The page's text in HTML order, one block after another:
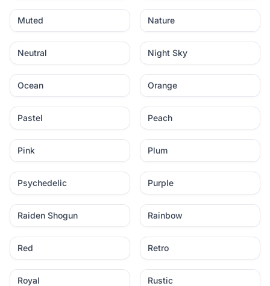
Muted Nature
Neutral Night Sky
Ocean Orange
Pastel Peach
Pink Plum
Psychedelic Purple
Raiden Shogun Rainbow
Red Retro
Royal Rustic